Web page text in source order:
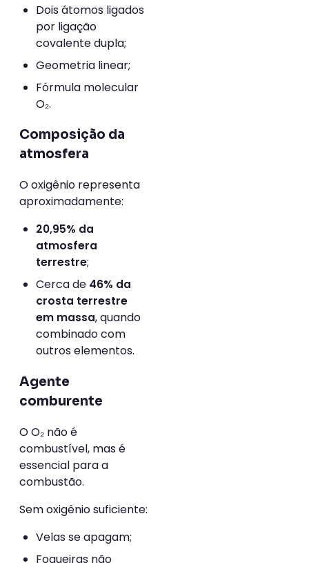
Dois átomos ligados
por ligação
covalente dupla;
Geometria linear;
Fórmula molecular
O₂.
Composição da
atmosfera
O oxigênio representa
aproximadamente:
20,95% da
atmosfera
terrestre;
Cerca de 46% da
crosta terrestre
em massa, quando
combinado com
outros elementos.
Agente
comburente
O O₂ não é
combustível, mas é
essencial para a
combustão.
Sem oxigênio suficiente:
Velas se apagam;
Fogueiras não